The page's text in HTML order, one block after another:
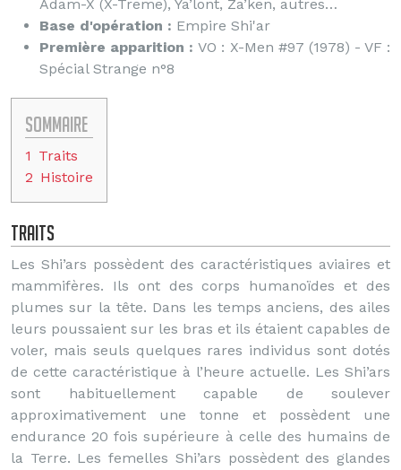
Adam-X (X-Treme), Ya’lont, Za’ken, autres…
Base d'opération : Empire Shi'ar
Première apparition :VO : X-Men #97 (1978) - VF :
Spécial Strange n°8
Sommaire
1 Traits
2 Histoire
Traits
Les Shi’ars possèdent des caractéristiques aviaires et
mammifères. Ils ont des corps humanoïdes et des
plumes sur la tête. Dans les temps anciens, des ailes
leurs poussaient sur les bras et ils étaient capables de
voler, mais seuls quelques rares individus sont dotés
de cette caractéristique à l’heure actuelle. Les Shi’ars
sont habituellement capable de soulever
approximativement une tonne et possèdent une
endurance 20 fois supérieure à celle des humains de
la Terre. Les femelles Shi’ars possèdent des glandes